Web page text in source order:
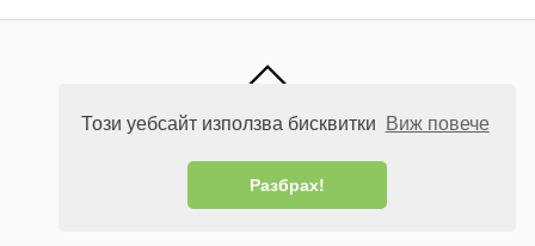
Този уебсайт използва бисквитки Виж повече
Разбрах!
CLICK NEWS
Click News2026